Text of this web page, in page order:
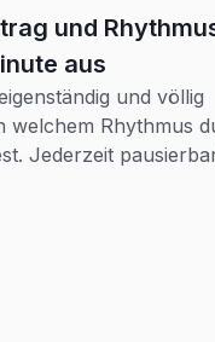
und
aus
und völlig
welchem Rhythmus
Jederzeit